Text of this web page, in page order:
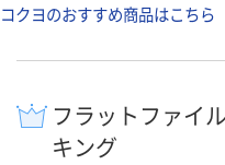
コクヨのおすすめ商品はこちら
フラットファイ
キング